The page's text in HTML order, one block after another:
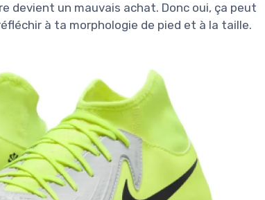
devient un mauvais achat. Donc oui, ça peut
à ta morphologie de pied et à la taille.